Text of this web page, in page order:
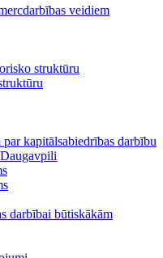
veidiem
struktūru
kapitālsabiedrības darbību
darbībai būtiskākām